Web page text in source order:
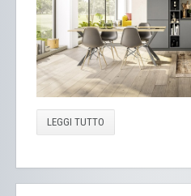
LEGGI TUTTO